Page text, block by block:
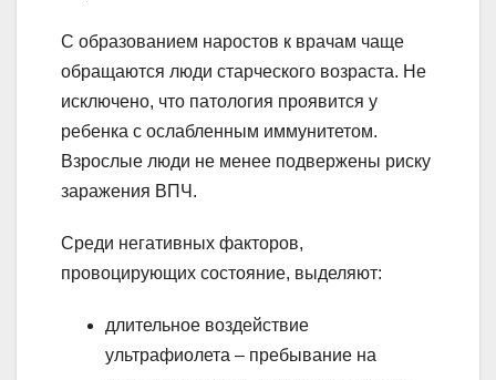
С образованием наростов к врачам чаще
обращаются люди старческого возраста. Не
исключено, что патология проявится у
ребенка с ослабленным иммунитетом.
Взрослые люди не менее подвержены риску
заражения ВПЧ.
Среди негативных факторов,
провоцирующих состояние, выделяют:
длительное воздействие
ультрафиолета – пребывание на